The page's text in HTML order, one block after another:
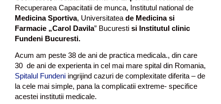
Recuperarea Capacitatii de munca, Institutul national de
Medicina Sportiva, Universitatea de Medicina si
Farmacie „Carol Davila” Bucuresti si Institutul clinic
Fundeni Bucuresti.
Acum am peste 38 de ani de practica medicala., din care
30 de ani de experienta in cel mai mare spital din Romania,
Spitalul Fundeni ingrijind cazuri de complexitate diferita – de
la cele mai simple, pana la complicatii extreme- specifice
acestei institutii medicale.